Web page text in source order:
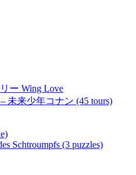
ー Wing Love
未来少年コナン (45 tours)
Schtroumpfs (3 puzzles)